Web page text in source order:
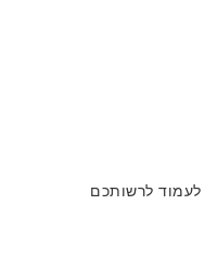
לעמוד לרשותכם